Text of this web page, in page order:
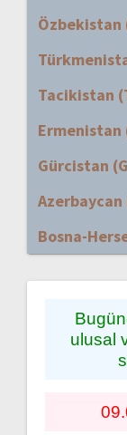
Özbekistan
Tacikistan
Ermenistan
Gürcistan
Bosna-
ulusal